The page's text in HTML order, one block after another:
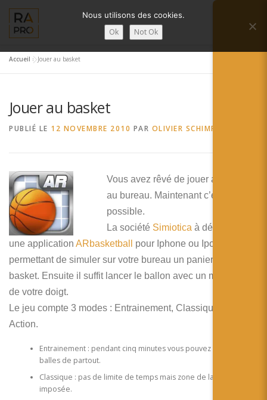
contenu
Menu
SERVICES RA’PRO
English
Français
Deutsch
Accueil »Jouer au basket
Jouer au basket
PUBLIÉ LE 12 NOVEMBRE 2010 PAR OLIVIER SCHIMPF
Vous avez rêvé de jouer au basket
au bureau. Maintenant c’est
possible.
La société Simiotica à développée
une application ARbasketball
pour Iphone ou Ipod
permettant de simuler sur votre bureau un panier de
basket. Ensuite il suffit lancer le ballon avec un mouvement
de votre doigt.
Le jeu compte 3 modes : Entrainement, Classique et
Action.
Entrainement : pendant cinq minutes vous pouvez lancer les
balles de partout.
Classique : pas de limite de temps mais zone de lancement est
imposée.
Nous utilisons des cookies.
Ok Not Ok